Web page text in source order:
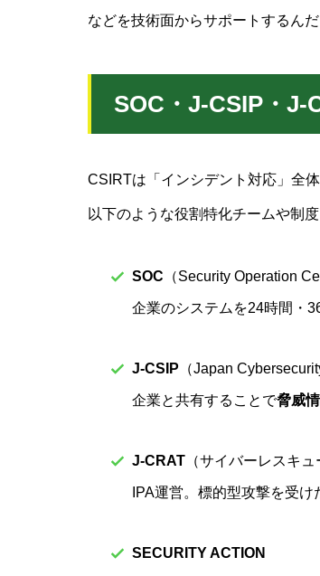
などを技術面からサポートするんだ
SOC・J‑CSIP・
CSIRTは「インシデント対応」全
以下のような役割特化チームや制度
SOC （Security Operation
企業のシステムを24時間・
J‑CSIP （Japan
企業と共有することで脅威
J‑CRAT（サイバーレスキュ
IPA運営。標的型攻撃を受け
SECURITY ACTION